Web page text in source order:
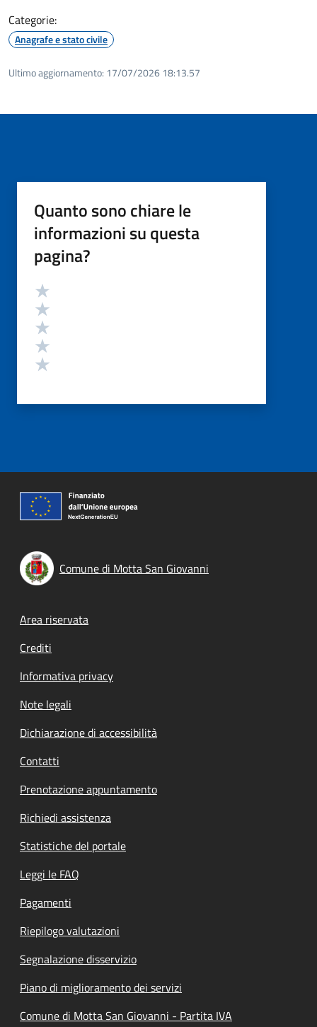
Categorie:
Anagrafe e stato civile
Ultimo aggiornamento: 17/07/2026 18:13.57
Quanto sono chiare le
informazioni su questa
pagina?
Valutazione
Comune di Motta San Giovanni
Footer menu
Area riservata
Crediti
Informativa privacy
Note legali
Dichiarazione di accessibilità
Contatti
Prenotazione appuntamento
Richiedi assistenza
Statistiche del portale
Leggi le FAQ
Pagamenti
Riepilogo valutazioni
Segnalazione disservizio
Piano di miglioramento dei servizi
Comune di Motta San Giovanni - Partita IVA